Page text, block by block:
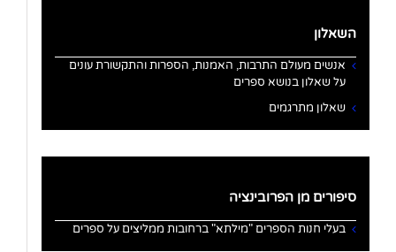
השאלון
אנשים מעולם התרבות, האמנות, הספרות והתקשורת עונים
על שאלון בנושא ספרים
שאלון מתרגמים
סיפורים מן הפרובינציה
בעלי חנות הספרים "מילתא" ברחובות ממליצים על ספרים